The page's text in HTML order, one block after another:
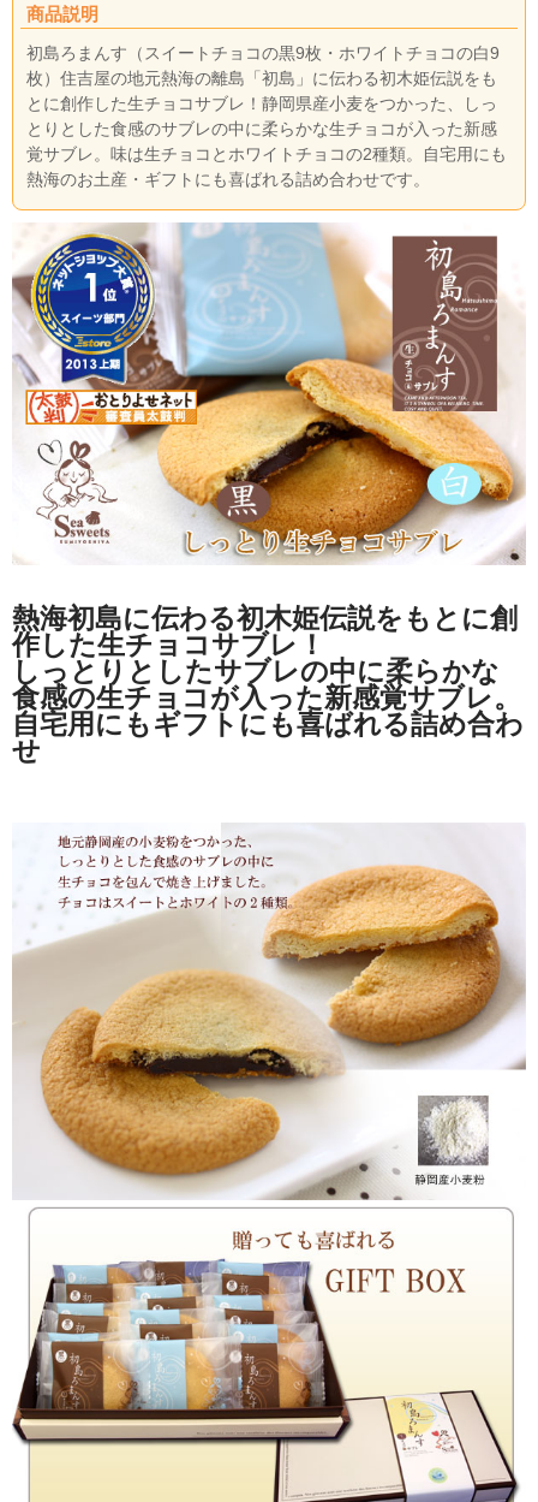
商品説明
初島ろまんす（スイートチョコの黒9枚・ホワイトチョコの白9
枚）住吉屋の地元熱海の離島「初島」に伝わる初木姫伝説をも
とに創作した生チョコサブレ！静岡県産小麦をつかった、しっ
とりとした食感のサブレの中に柔らかな生チョコが入った新感
覚サブレ。味は生チョコとホワイトチョコの2種類。自宅用にも
熱海のお土産・ギフトにも喜ばれる詰め合わせです。
熱海初島に伝わる初木姫伝説をもとに創
作した生チョコサブレ！
しっとりとしたサブレの中に柔らかな
食感の生チョコが入った新感覚サブレ。
自宅用にもギフトにも喜ばれる詰め合わ
せ